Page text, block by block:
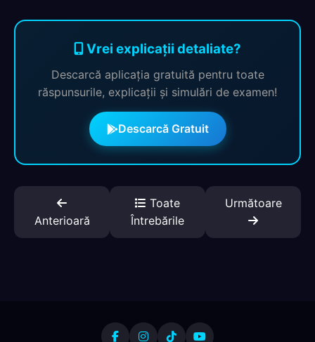
Vrei explicații detaliate?
Descarcă aplicația gratuită pentru toate
răspunsurile, explicații și simulări de examen!
Descarcă Gratuit
Anterioară
Toate
Întrebările
Următoare